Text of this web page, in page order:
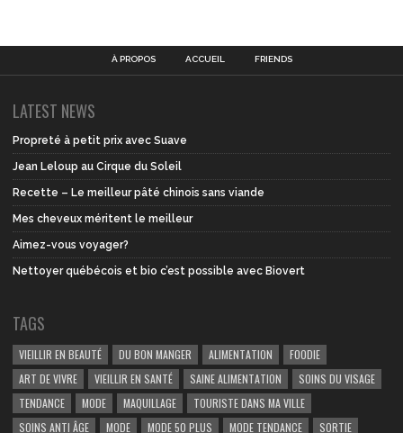
À PROPOS ACCUEIL FRIENDS
LATEST NEWS
Propreté à petit prix avec Suave
Jean Leloup au Cirque du Soleil
Recette – Le meilleur pâté chinois sans viande
Mes cheveux méritent le meilleur
Aimez-vous voyager?
Nettoyer québécois et bio c’est possible avec Biovert
TAGS
VIEILLIR EN BEAUTÉ DU BON MANGER ALIMENTATION
FOODIE
ART DE VIVRE
VIEILLIR EN SANTÉ SAINE ALIMENTATION
SOINS DU VISAGE
TENDANCE
MODE MAQUILLAGE
TOURISTE DANS MA VILLE
SOINS ANTI ÂGE
MODE MODE 50 PLUS MODE TENDANCE SORTIE